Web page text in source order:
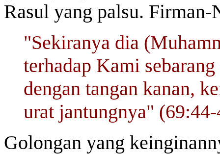
Rasul yang palsu. Firman-
"Sekiranya dia
terhadap Kami
dengan tangan kanan,
urat jantungnya"
Golongan yang